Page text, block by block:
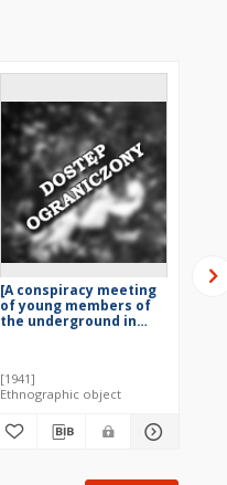
[A conspiracy meeting
of young members of
the underground in
document]
[1941]
Ethnographic object